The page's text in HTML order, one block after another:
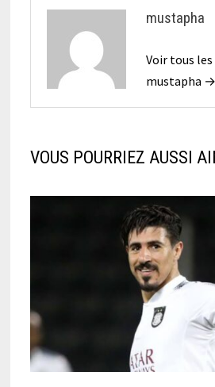
mustapha
Voir tous
mustapha →
VOUS POURRIEZ AUSSI